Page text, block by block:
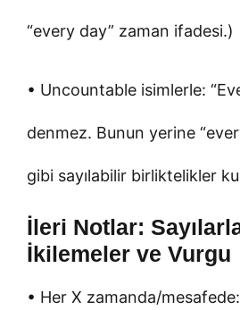
“every day” zaman ifadesi.)
• Uncountable isimlerle:
denmez. Bunun yerine
gibi sayılabilir birliktelikler
İleri Notlar:
İkilemeler ve Vurgu
• Her X zamanda/